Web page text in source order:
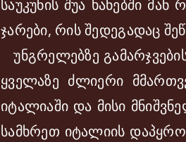
საუკუნის შუა ხანებში
ჯარები, რის შედეგადაც
უნგრელებზე
ყველაზე ძლიერი
იტალიაში და მისი
სამხრეთ იტალიის